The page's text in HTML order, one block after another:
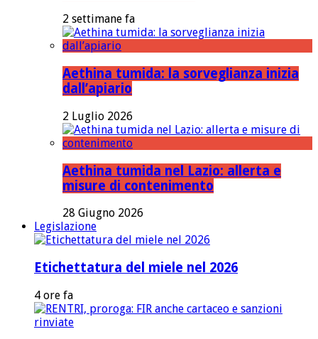
2 settimane fa
Aethina tumida: la sorveglianza inizia
dall’apiario
2 Luglio 2026
Aethina tumida nel Lazio: allerta e
misure di contenimento
28 Giugno 2026
Legislazione
Etichettatura del miele nel 2026
4 ore fa